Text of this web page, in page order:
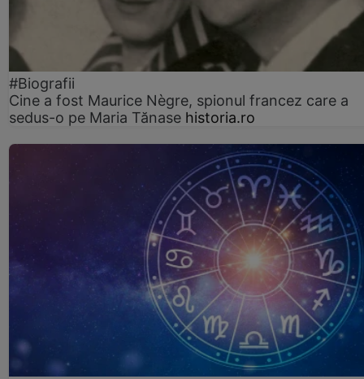
#Biografii
Cine a fost Maurice Nègre, spionul francez care a
sedus-o pe Maria Tănase historia.ro